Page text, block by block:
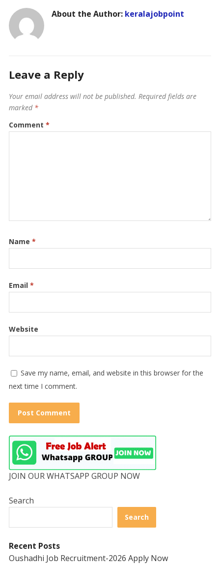
About the Author: keralajobpoint
Leave a Reply
Your email address will not be published. Required fields are
marked *
Comment *
Name *
Email *
Website
Save my name, email, and website in this browser for the
next time I comment.
JOIN OUR WHATSAPP GROUP NOW
Search
Search
Recent Posts
Oushadhi Job Recruitment-2026 Apply Now